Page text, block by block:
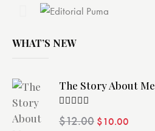
WHAT’S NEW
The Story About Me
Valorado
con4.00
$12.00 $10.00